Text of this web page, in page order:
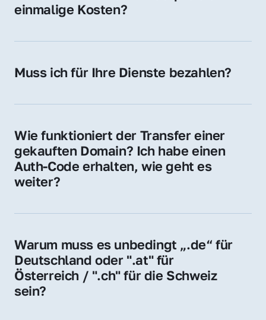
einmalige Kosten?
späteren Betrieb der Domain (z. B. beim
Gebühren an. Diese bewegen sich für .de
Muss ich für Ihre Dienste bezahlen?
der Domain – ohne zusätzliche Vermittlungs-
Wie funktioniert der Transfer einer
gekauften Domain? Ich habe einen
Auth-Code erhalten, wie geht es
weiter?
Provider, die Domain zu übernehmen. Gerne
schnellen Prozess.
Warum muss es unbedingt „.de“ für
Deutschland oder ".at" für
Österreich / ".ch" für die Schweiz
sein?